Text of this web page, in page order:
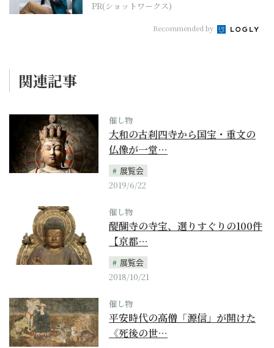
PR(ショットワークス)
Recommended by
関連記事
催し物
大和の古刹四寺から国宝・重文の
仏像が一堂…
展覧会
2019/6/22
催し物
醍醐寺の寺宝、選りすぐりの100件
【京都…
展覧会
2018/10/21
催し物
平安時代の高僧「源信」が開けた
《死後の世…